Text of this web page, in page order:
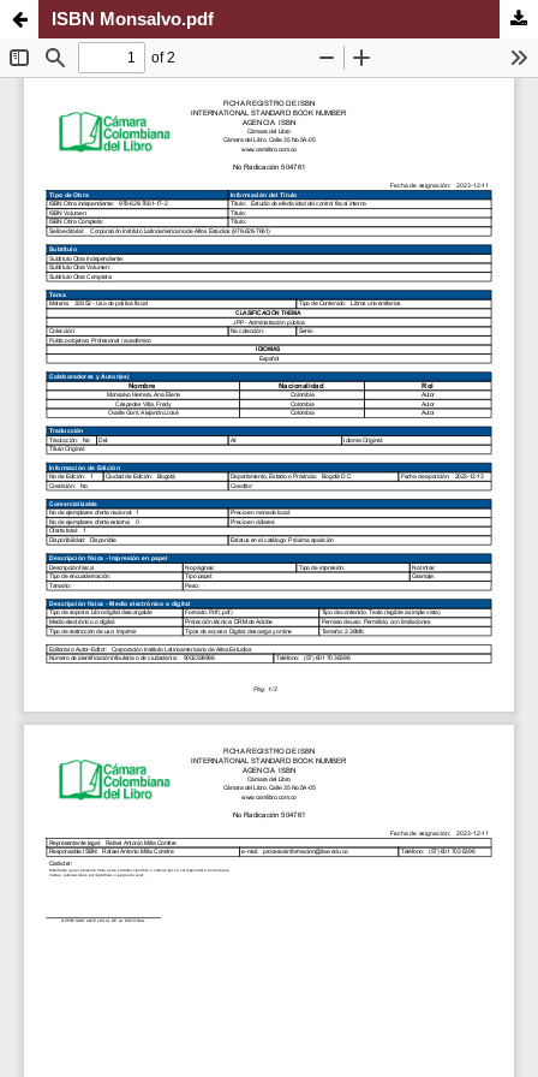
ISBN Monsalvo.pdf